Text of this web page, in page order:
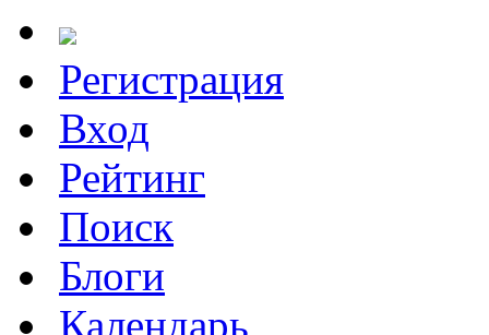
Регистрация
Вход
Рейтинг
Поиск
Блоги
Календарь